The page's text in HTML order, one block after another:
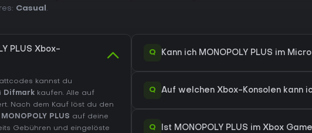
Casual .
PLUS Xbox-
kannst du
Difmark kaufen. Alle auf
Nach dem Kauf löst du den
MONOPOLY PLUS auf deine
Gebühren und eingelöste
Q Kann ich MONOPOLY PLUS im
Q Auf welchen Xbox-Konsolen kann
Q Ist MONOPOLY PLUS im Xbox